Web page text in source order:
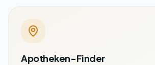
Apotheken-Finder